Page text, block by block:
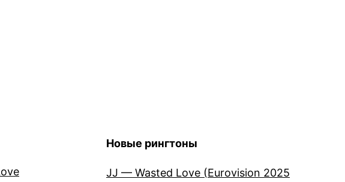
Новые рингтоны
JJ — Wasted Love (Eurovision 2025